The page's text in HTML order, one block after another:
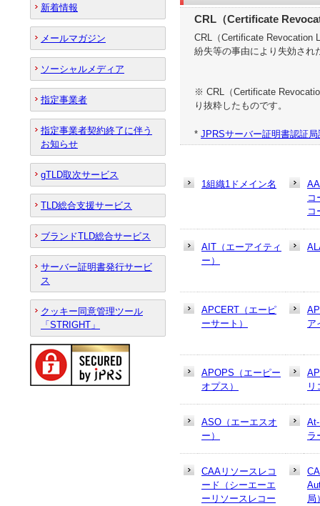
CRL（Certificate
CRL（Certificate Revocation
紛失等の事由により失効され
※ CRL（Certificate
り抜粋したものです。
* JPRSサーバー証明書認証
1組織1ドメイン名
コ
コ
AIT（エーアイティ
ー）
APCERT（エーピ
ーサート）
ア
APOPS（エーピー
オプス）
リ
ASO（エーエスオ
ー）
ラ
CAAリソースレコ
ード（シーエーエ
ーリソースレコー
局
新着情報
メールマガジン
ソーシャルメディア
指定事業者
指定事業者契約終了に伴う
お知らせ
gTLD取次サービス
TLD総合支援サービス
ブランドTLD総合サービス
サーバー証明書発行サービ
ス
クッキー同意管理ツール
「STRIGHT」